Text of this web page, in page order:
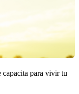
para vivir tu